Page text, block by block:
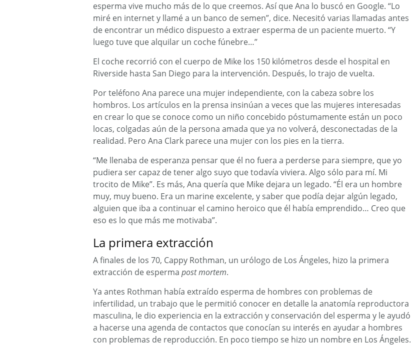
esperma vive mucho más de lo que creemos. Así que Ana lo buscó en Google. “Lo
miré en internet y llamé a un banco de semen”, dice. Necesitó varias llamadas antes
de encontrar un médico dispuesto a extraer esperma de un paciente muerto. “Y
luego tuve que alquilar un coche fúnebre…”
El coche recorrió con el cuerpo de Mike los 150 kilómetros desde el hospital en
Riverside hasta San Diego para la intervención. Después, lo trajo de vuelta.
Por teléfono Ana parece una mujer independiente, con la cabeza sobre los
hombros. Los artículos en la prensa insinúan a veces que las mujeres interesadas
en crear lo que se conoce como un niño concebido póstumamente están un poco
locas, colgadas aún de la persona amada que ya no volverá, desconectadas de la
realidad. Pero Ana Clark parece una mujer con los pies en la tierra.
“Me llenaba de esperanza pensar que él no fuera a perderse para siempre, que yo
pudiera ser capaz de tener algo suyo que todavía viviera. Algo sólo para mí. Mi
trocito de Mike”. Es más, Ana quería que Mike dejara un legado. “Él era un hombre
muy, muy bueno. Era un marine excelente, y saber que podía dejar algún legado,
alguien que iba a continuar el camino heroico que él había emprendido… Creo que
eso es lo que más me motivaba”.
La primera extracción
A finales de los 70, Cappy Rothman, un urólogo de Los Ángeles, hizo la primera
extracción de esperma post mortem.
Ya antes Rothman había extraído esperma de hombres con problemas de
infertilidad, un trabajo que le permitió conocer en detalle la anatomía reproductora
masculina, le dio experiencia en la extracción y conservación del esperma y le ayudó
a hacerse una agenda de contactos que conocían su interés en ayudar a hombres
con problemas de reproducción. En poco tiempo se hizo un nombre en Los Ángeles.